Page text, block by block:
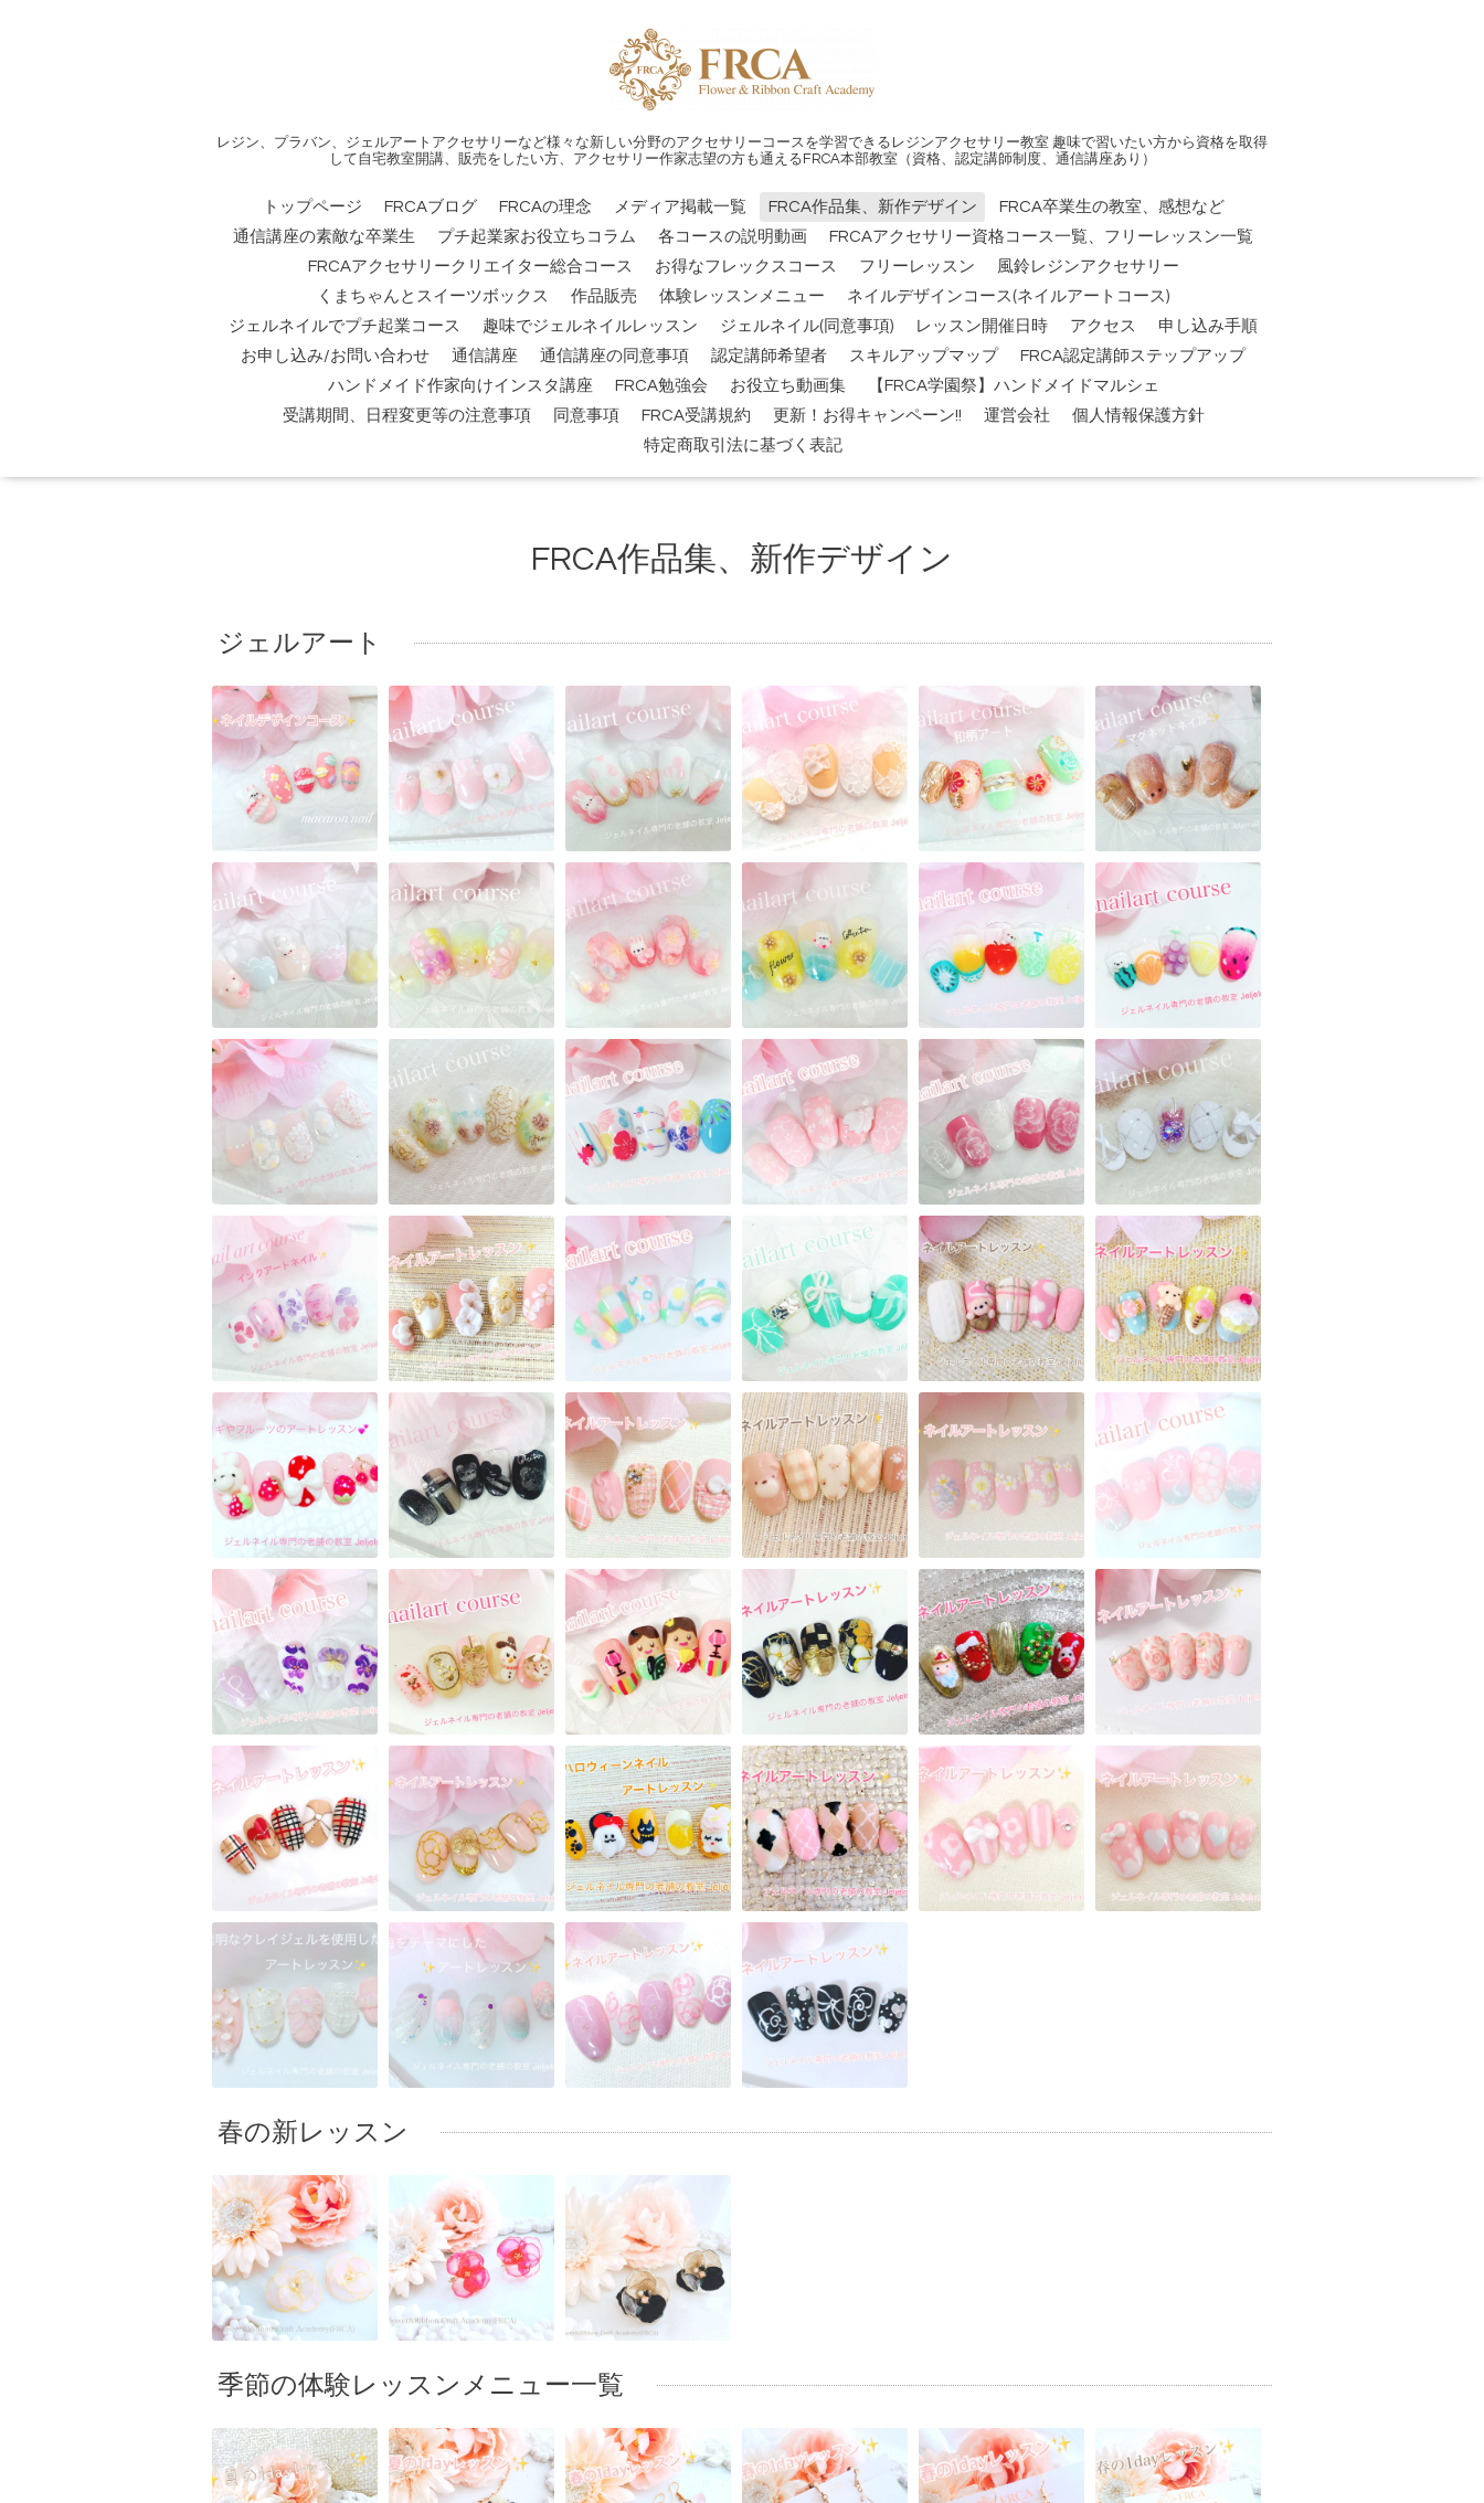
レジン、プラバン、ジェルアートアクセサリーなど様々な新しい分野のアクセサリーコースを学習できるレジンアクセサリー教室 趣味で習いたい方から資格を取得
して自宅教室開講、販売をしたい方、アクセサリー作家志望の方も通えるFRCA本部教室（資格、認定講師制度、通信講座あり）
トップページ FRCAブログ FRCAの理念 メディア掲載一覧 FRCA作品集、新作デザイン
FRCA卒業生の教室、感想など
通信講座の素敵な卒業生
プチ起業家お役立ちコラム 各コースの説明動画
FRCAアクセサリー資格コース一覧、フリーレッスン一覧
FRCAアクセサリークリエイター総合コース
お得なフレックスコース フリーレッスン
風鈴レジンアクセサリー
くまちゃんとスイーツボックス
作品販売 体験レッスンメニュー
ネイルデザインコース(ネイルアートコース)
ジェルネイルでプチ起業コース
趣味でジェルネイルレッスン ジェルネイル(同意事項) レッスン開催日時 アクセス
申し込み手順
お申し込み/お問い合わせ
通信講座 通信講座の同意事項 認定講師希望者 スキルアップマップ
FRCA認定講師ステップアップ
ハンドメイド作家向けインスタ講座
FRCA勉強会 お役立ち動画集
【FRCA学園祭】ハンドメイドマルシェ
受講期間、日程変更等の注意事項
同意事項 FRCA受講規約 更新！お得キャンペーン!! 運営会社
個人情報保護方針
特定商取引法に基づく表記
FRCA作品集、新作デザイン
ジェルアート
春の新レッスン
季節の体験レッスンメニュー一覧